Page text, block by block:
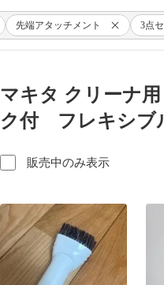
先端アタッチメント 3点
マキタ クリーナ
ク付 フレキシブ
販売中のみ表示